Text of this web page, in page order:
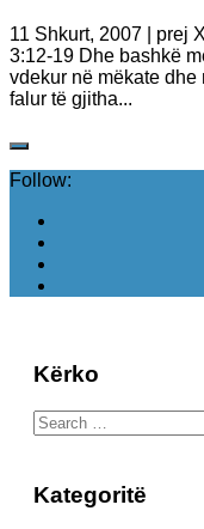
11 Shkurt, 2007 | prej
3:12-19 Dhe bashkë
vdekur në mëkate dhe
falur të gjitha...
Follow:
Kërko
Search
for:
Kategoritë